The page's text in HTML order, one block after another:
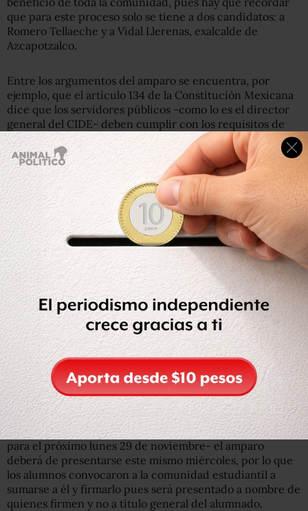
que para este proceso solo se tiene a dos candidatos: a
Romero Tellaeche y a Vidal Llerenas, exalcalde de
Azcapotzalco.
Entre los argumentos del amparo se encuentra, por
ejemplo, que el artículo 134 de la Constitución Mexicana
dice que los servidores públicos -como lo es el director
general del CIDE- deben cumplir con los requisitos de
imparcialidad y objetividad. “Las actuaciones del Dr.
Romero Tellaeche demuestran que no se ha comportado
de manera imparcial ni objetiva”, subrayan.
Asimismo, el artículo tercero de la Constitución dice que
la educación tiene que ser democrática y participativa,
sin embargo, “la norma que establece la forma de
designar al director general del CIDE no cumple con esos
requisitos porque impide la participación de la
comunidad estudiantil en tal decisión”, subrayaron.
Además, en el artículo octavo de la Constitución se
establece el derecho a petición de la ciudadanía y el
Conacyt incumplió con esto al no recibir y contestar el
pliego petitorio presentado por la comunidad el viernes
pasado cuando decenas de alumnos y profesores se
manifestaron afuera de las oficinas centrales.
Para que haya posibilidades de suspender a tiempo el
proceso electivo de director general del CIDE -prevista
para el próximo lunes 29 de noviembre- el amparo
deberá de presentarse este mismo miércoles, por lo que
los alumnos convocaron a la comunidad estudiantil a
sumarse a él y firmarlo pues será presentado a nombre de
quienes firmen y no a título general del alumnado.